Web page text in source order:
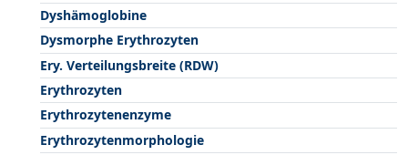
Dyshämoglobine
Dysmorphe Erythrozyten
Ery. Verteilungsbreite (RDW)
Erythrozyten
Erythrozytenenzyme
Erythrozytenmorphologie